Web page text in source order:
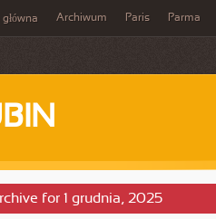
Archiwum Paris Parma
for 1 grudnia, 2025